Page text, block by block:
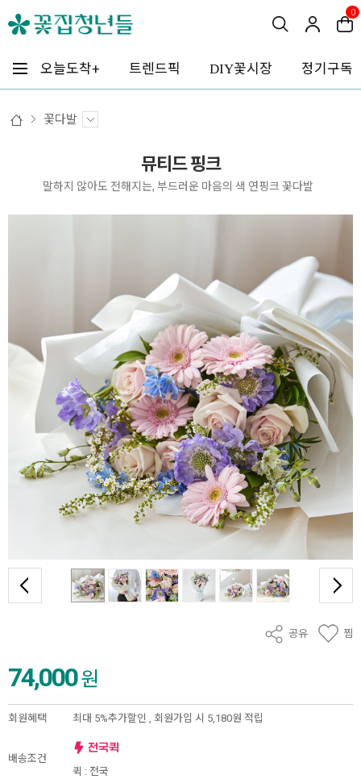
0
오늘도착+ 트렌드픽 DIY꽃시장 정기구독
꽃다발
뮤티드 핑크
말하지 않아도 전해지는, 부드러운 마음의 색 연핑크 꽃다발
공유 찜
74,000원
회원혜택 최대 5%추가할인 , 회원가입 시 5,180원 적립
배송조건
퀵 : 전국